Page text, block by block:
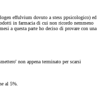
effulvium dovuto a stess ppsicologico) ed
in farmacia di cui non ricordo nemmeno
a questa parte ho deciso di provare con una
non appena terminato per scarsi
al 5%.